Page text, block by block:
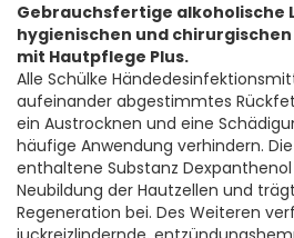
Gebrauchsfertige alkoholische
hygienischen und
mit Hautpflege Plus.
Alle Schülke
aufeinander abgestimmtes
ein Austrocknen und eine
häufige Anwendung verhindern.
enthaltene Substanz
Neubildung der Hautzellen und
Regeneration bei. Des Weiteren